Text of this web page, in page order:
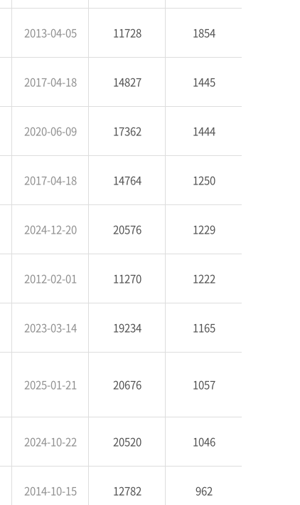
2013-04-05 11728 1854
2017-04-18 14827 1445
2020-06-09 17362 1444
2017-04-18 14764 1250
2024-12-20 20576 1229
2012-02-01 11270 1222
2023-03-14 19234 1165
2025-01-21 20676 1057
2024-10-22 20520 1046
2014-10-15 12782 962